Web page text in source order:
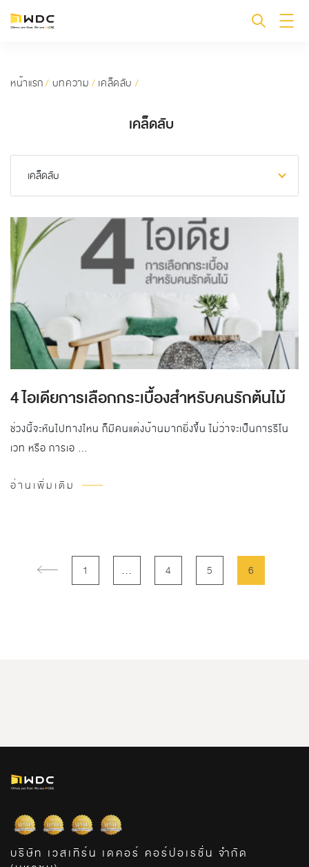
หน้าแรก/ บทความ / เคล็ดลับ /
เคล็ดลับ
เคล็ดลับ
4 ไอเดียการเลือกกระเบื้องสำหรับคนรักต้นไม้
ช่วงนี้จะหันไปทางไหน ก็มีคนแต่งบ้านมากยิ่งขึ้น ไม่ว่าจะเป็นการรีโน
เวท หรือ การเอ …
อ่านเพิ่มเติม
1 … 4 5 6
บริษัท เวสเทิร์น เดคอร์ คอร์ปอเรชั่น จำกัด